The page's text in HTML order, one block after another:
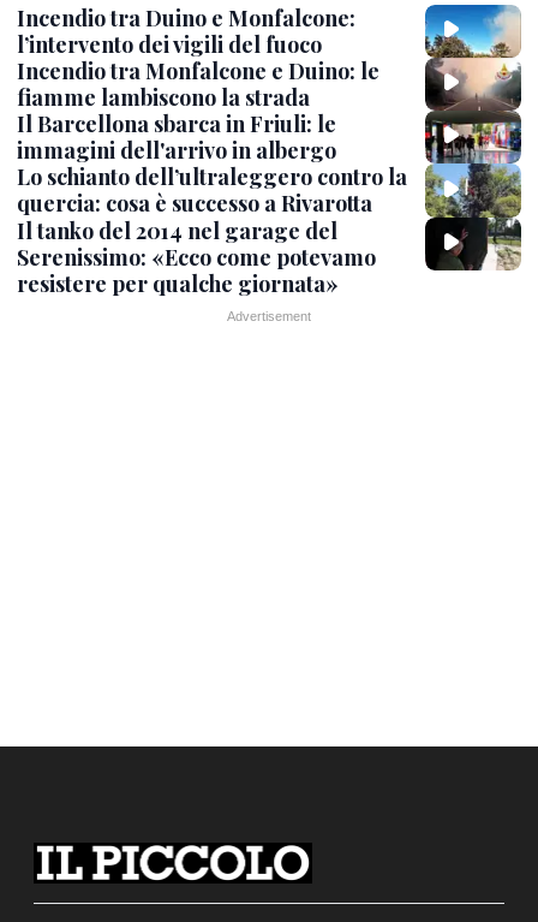
Incendio tra Duino e Monfalcone:
l’intervento dei vigili del fuoco
Incendio tra Monfalcone e Duino: le
fiamme lambiscono la strada
Il Barcellona sbarca in Friuli: le
immagini dell'arrivo in albergo
Lo schianto dell’ultraleggero contro la
quercia: cosa è successo a Rivarotta
Il tanko del 2014 nel garage del
Serenissimo: «Ecco come potevamo
resistere per qualche giornata»